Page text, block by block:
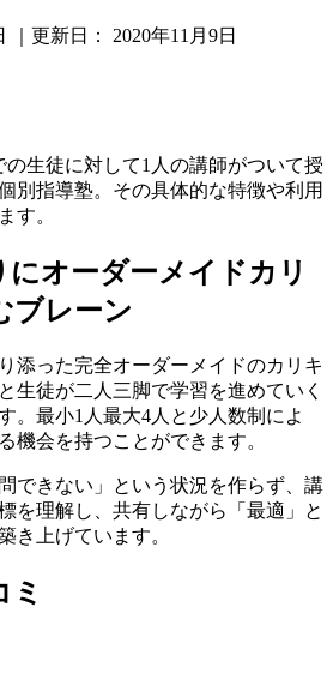
｜更新日： 2020年11月9日
生徒に対して1人の講師がついて授
別指導塾。その具体的な特徴や利用
す。
オーダーメイドカリ
ブレーン
添った完全オーダーメイドのカリキ
生徒が二人三脚で学習を進めていく
。最小1人最大4人と少人数制によ
機会を持つことができます。
できない」という状況を作らず、講
を理解し、共有しながら「最適」と
き上げています。
ミ